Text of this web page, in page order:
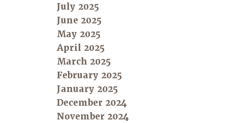
July 2025
June 2025
May 2025
April 2025
March 2025
February 2025
January 2025
December 2024
November 2024